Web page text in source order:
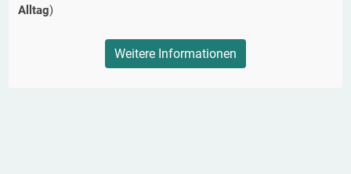
Alltag)
Weitere Informationen